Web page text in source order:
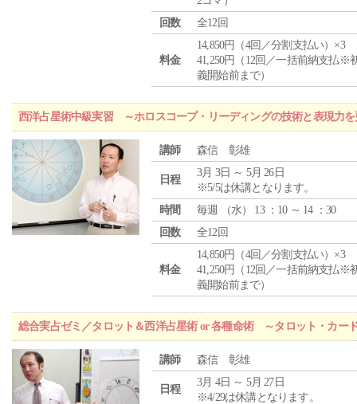
回数
全12回
料金
14,850円（4回／分割支払い）×3
41,250円（12回／一括前納支払※
義開始前まで）
西洋占星術中級実習 ～ホロスコープ・リーディングの技術と表現力
講師 森信 彰雄
日程
3月 3日 ～ 5月 26日
※5/5は休講となります。
時間
毎週 （水） 13 ：10 ～ 14 ：30
回数
全12回
料金
14,850円（4回／分割支払い）×3
41,250円（12回／一括前納支払※
義開始前まで）
総合実占ゼミ／タロット＆西洋占星術 or 各種命術 ～タロット・カー
講師 森信 彰雄
日程
3月 4日 ～ 5月 27日
※4/29は休講となります。